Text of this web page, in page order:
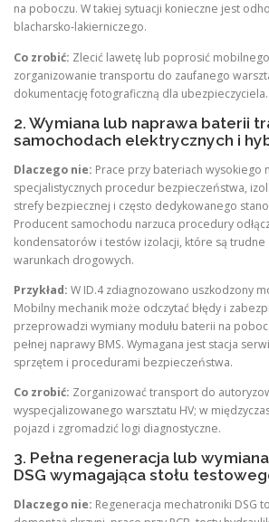
na poboczu. W takiej sytuacji konieczne jest
blacharsko‑lakierniczego.
Co zrobić: Zlecić lawetę lub poprosić
zorganizowanie transportu do zaufanego
dokumentację fotograficzną dla ubezpieczyciela.
2. Wymiana lub naprawa baterii
samochodach elektrycznych i
Dlaczego nie: Prace przy bateriach wysokiego
specjalistycznych procedur bezpieczeństwa,
strefy bezpiecznej i często dedykowanego
Producent samochodu narzuca procedury
kondensatorów i testów izolacji, które są
warunkach drogowych.
Przykład: W ID.4 zdiagnozowano uszkodzony
Mobilny mechanik może odczytać błędy i
przeprowadzi wymiany modułu baterii na
pełnej naprawy BMS. Wymagana jest stacja
sprzętem i procedurami bezpieczeństwa.
Co zrobić: Zorganizować transport do
wyspecjalizowanego warsztatu HV; w
pojazd i zgromadzić logi diagnostyczne.
3. Pełna regeneracja lub
DSG wymagająca stołu
Dlaczego nie: Regeneracja mechatroniki DSG